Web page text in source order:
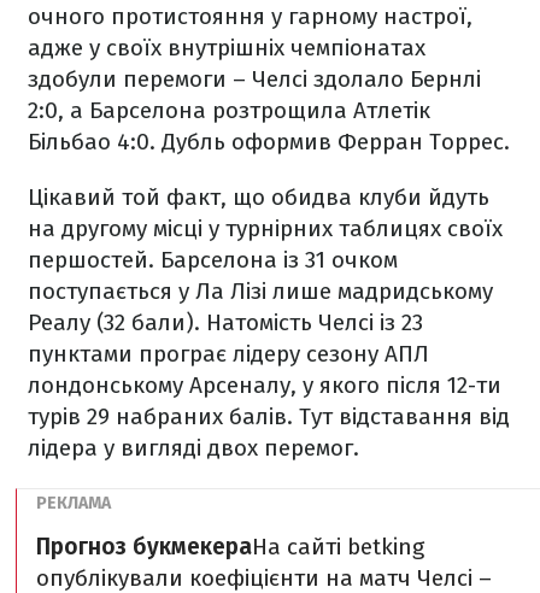
очного протистояння у гарному настрої,
адже у своїх внутрішніх чемпіонатах
здобули перемоги – Челсі здолало Бернлі
2:0, а Барселона розтрощила Атлетік
Більбао 4:0. Дубль оформив Ферран Торрес.
Цікавий той факт, що обидва клуби йдуть
на другому місці у турнірних таблицях своїх
першостей. Барселона із 31 очком
поступається у Ла Лізі лише мадридському
Реалу (32 бали). Натомість Челсі із 23
пунктами програє лідеру сезону АПЛ
лондонському Арсеналу, у якого після 12-ти
турів 29 набраних балів. Тут відставання від
лідера у вигляді двох перемог.
Прогноз букмекераНа сайті betking
опублікували коефіцієнти на матч Челсі –